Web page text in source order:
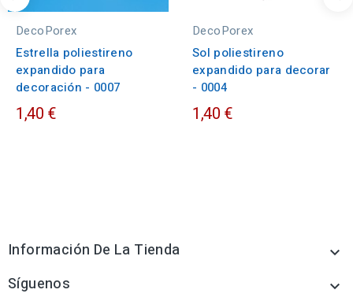
DecoPorex
Estrella poliestireno
expandido para
decoración - 0007
1,40 €
DecoPorex
Sol poliestireno
expandido para decorar
- 0004
1,40 €
Información De La Tienda 
Síguenos 